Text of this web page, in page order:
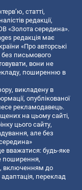
статті,
редакції,
«Золота середина».
редакція має
«Про авторські
без письмового
вони не
поширенню в
викладену в
опублікованої
рекламодавець.
на цьому сайті,
цього сайту,
але без
вважатися: будь-яке
поширення,
включенням до
переклад